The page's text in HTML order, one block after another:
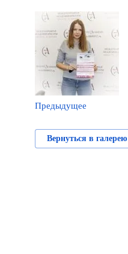
Предыдущее
Вернуться в галерею